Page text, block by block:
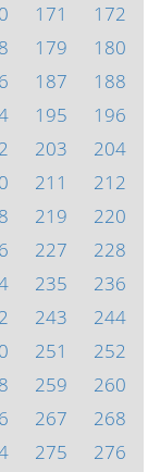
171
172
179
180
187
188
195
196
203
204
211
212
219
220
227
228
235
236
243
244
251
252
259
260
267
268
275
276